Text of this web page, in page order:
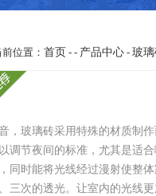
位置： 首页 - - 产品中心 - 玻
，玻璃砖采用特殊的材质制
调节夜间的标准，尤其是适
同时能将光线经过漫射使整
三次的透光。让室内的光线